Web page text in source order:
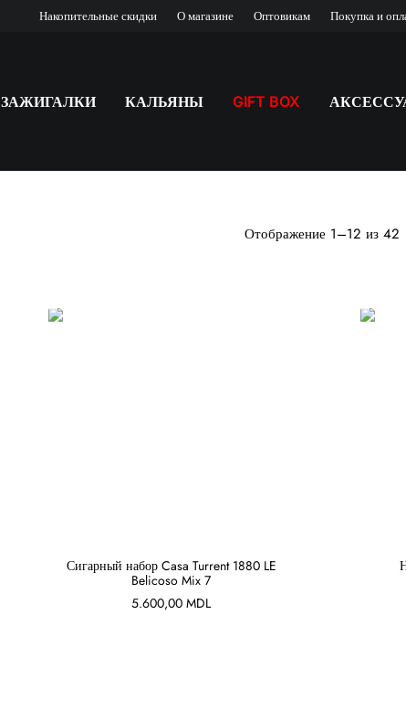
Накопительные скидки О магазине Оптовикам Покупка и
ЗАЖИГАЛКИ КАЛЬЯНЫ GIFT BOX
Отображение 1–12 из 42
В КОРЗИНУ
Сигарный набор Casa Turrent 1880 LE
Belicoso Mix 7
5.600,00MDL